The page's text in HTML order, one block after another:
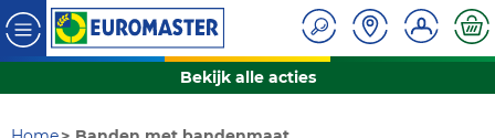
Bekijk alle acties